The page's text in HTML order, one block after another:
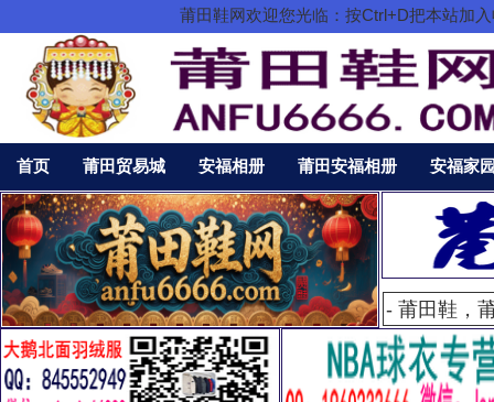
莆田鞋网欢迎您光临：按Ctrl+D把本站加
首页 莆田贸易城 安福相册 莆田安福相册 安福家